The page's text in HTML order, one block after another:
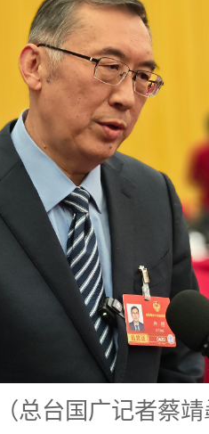
台国广记者蔡靖